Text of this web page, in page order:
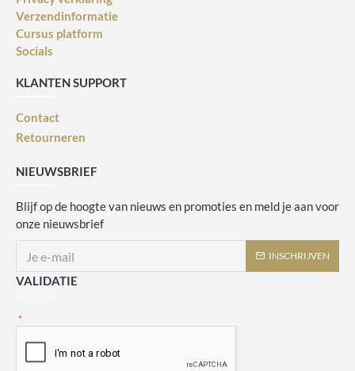
Verzendinformatie
Cursus platform
Socials
KLANTEN SUPPORT
Contact
Retourneren
NIEUWSBRIEF
Blijf op de hoogte van nieuws en promoties en meld je aan voor
onze nieuwsbrief
INSCHRIJVEN
VALIDATIE